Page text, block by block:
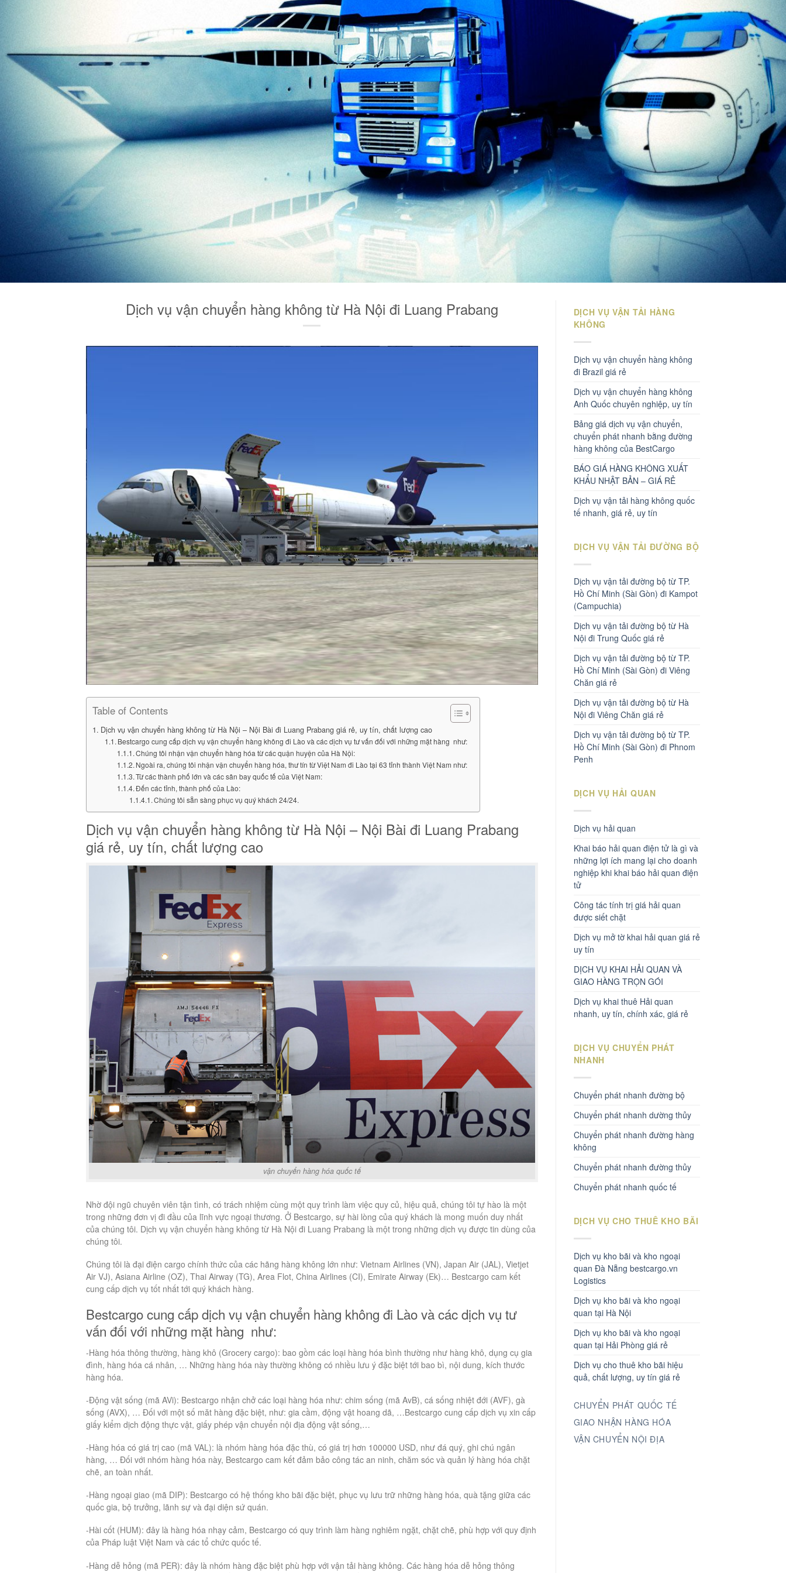
Dịch vụ vận chuyển hàng không từ Hà Nội đi Luang Prabang
Table of Contents
Dịch vụ vận chuyển hàng không từ Hà Nội – Nội Bài đi Luang Prabang giá rẻ, uy tín, chất lượng cao
Bestcargo cung cấp dịch vụ vận chuyển hàng không đi Lào và các dịch vụ tư vấn đối với những mặt hàng như:
Chúng tôi nhận vận chuyển hàng hóa từ các quận huyện của Hà Nội:
Ngoài ra, chúng tôi nhận vận chuyển hàng hóa, thư tín từ Việt Nam đi Lào tại 63 tỉnh thành Việt Nam như:
Từ các thành phố lớn và các sân bay quốc tế của Việt Nam:
Đến các tỉnh, thành phố của Lào:
Chúng tôi sẵn sàng phục vụ quý khách 24/24.
Dịch vụ vận chuyển hàng không từ Hà Nội – Nội Bài đi Luang Prabang
giá rẻ, uy tín, chất lượng cao
vận chuyển hàng hóa quốc tế
Nhờ đội ngũ chuyên viên tận tình, có trách nhiệm cùng một quy trình làm việc quy củ, hiệu quả, chúng tôi tự hào là một
trong những đơn vị đi đầu của lĩnh vực ngoại thương. Ở Bestcargo, sự hài lòng của quý khách là mong muốn duy nhất
của chúng tôi. Dịch vụ vận chuyển hàng không từ Hà Nội đi Luang Prabang là một trong những dịch vụ được tin dùng của
chúng tôi.
Chúng tôi là đại điện cargo chính thức của các hãng hàng không lớn như: Vietnam Airlines (VN), Japan Air (JAL), Vietjet
Air VJ), Asiana Airline (OZ), Thai Airway (TG), Area Flot, China Airlines (CI), Emirate Airway (Ek)… Bestcargo cam kết
cung cấp dịch vụ tốt nhất tới quý khách hàng.
Bestcargo cung cấp dịch vụ vận chuyển hàng không đi Lào và các dịch vụ tư
vấn đối với những mặt hàng như:
-Hàng hóa thông thường, hàng khô (Grocery cargo): bao gồm các loại hàng hóa bình thường như hàng khô, dụng cụ gia
đình, hàng hóa cá nhân, … Những hàng hóa này thường không có nhiều lưu ý đặc biệt tới bao bì, nội dung, kích thước
hàng hóa.
-Động vật sống (mã AVi): Bestcargo nhận chở các loại hàng hóa như: chim sống (mã AvB), cá sống nhiệt đới (AVF), gà
sống (AVX), … Đối với một số măt hàng đặc biệt, như: gia cầm, động vật hoang dã, …Bestcargo cung cấp dịch vụ xin cấp
giấy kiểm dịch động thực vật, giấy phép vận chuyển nội địa động vật sống,…
-Hàng hóa có giá trị cao (mã VAL): là nhóm hàng hóa đặc thù, có giá trị hơn 100000 USD, như đá quý, ghi chú ngân
hàng, … Đối với nhóm hàng hóa này, Bestcargo cam kết đảm bảo công tác an ninh, chăm sóc và quản lý hàng hóa chặt
chẽ, an toàn nhất.
-Hàng ngoại giao (mã DIP): Bestcargo có hệ thống kho bãi đặc biệt, phục vụ lưu trữ những hàng hóa, quà tặng giữa các
quốc gia, bộ trưởng, lãnh sự và đại diện sứ quán.
-Hài cốt (HUM): đây là hàng hóa nhạy cảm, Bestcargo có quy trình làm hàng nghiêm ngặt, chặt chẽ, phù hợp với quy định
của Pháp luật Việt Nam và các tổ chức quốc tế.
-Hàng dễ hỏng (mã PER): đây là nhóm hàng đặc biệt phù hợp với vận tải hàng không. Các hàng hóa dễ hỏng thông
DỊCH VỤ VẬN TẢI HÀNG
KHÔNG
Dịch vụ vận chuyển hàng không
đi Brazil giá rẻ
Dịch vụ vận chuyển hàng không
Anh Quốc chuyên nghiệp, uy tín
Bảng giá dịch vụ vận chuyển,
chuyển phát nhanh bằng đường
hàng không của BestCargo
BÁO GIÁ HÀNG KHÔNG XUẤT
KHẨU NHẬT BẢN – GIÁ RẺ
Dịch vụ vận tải hàng không quốc
tế nhanh, giá rẻ, uy tín
DỊCH VỤ VẬN TẢI ĐƯỜNG BỘ
Dịch vụ vận tải đường bộ từ TP.
Hồ Chí Minh (Sài Gòn) đi Kampot
(Campuchia)
Dịch vụ vận tải đường bộ từ Hà
Nội đi Trung Quốc giá rẻ
Dịch vụ vận tải đường bộ từ TP.
Hồ Chí Minh (Sài Gòn) đi Viêng
Chăn giá rẻ
Dịch vụ vận tải đường bộ từ Hà
Nội đi Viêng Chăn giá rẻ
Dịch vụ vận tải đường bộ từ TP.
Hồ Chí Minh (Sài Gòn) đi Phnom
Penh
DỊCH VỤ HẢI QUAN
Dịch vụ hải quan
Khai báo hải quan điện tử là gì và
những lợi ích mang lại cho doanh
nghiệp khi khai báo hải quan điện
tử
Công tác tính trị giá hải quan
được siết chặt
Dịch vụ mở tờ khai hải quan giá rẻ
uy tín
DỊCH VỤ KHAI HẢI QUAN VÀ
GIAO HÀNG TRỌN GÓI
Dịch vụ khai thuê Hải quan
nhanh, uy tín, chính xác, giá rẻ
DỊCH VỤ CHUYỂN PHÁT
NHANH
Chuyển phát nhanh đường bộ
Chuyển phát nhanh dường thủy
Chuyển phát nhanh đường hàng
không
Chuyển phát nhanh đường thủy
Chuyển phát nhanh quốc tế
DỊCH VỤ CHO THUÊ KHO BÃI
Dịch vụ kho bãi và kho ngoại
quan Đà Nẵng bestcargo.vn
Logistics
Dịch vụ kho bãi và kho ngoại
quan tại Hà Nội
Dịch vụ kho bãi và kho ngoại
quan tại Hải Phòng giá rẻ
Dịch vụ cho thuê kho bãi hiệu
quả, chất lượng, uy tín giá rẻ
CHUYỂN PHÁT QUỐC TẾ
GIAO NHẬN HÀNG HÓA
VẬN CHUYỂN NỘI ĐỊA